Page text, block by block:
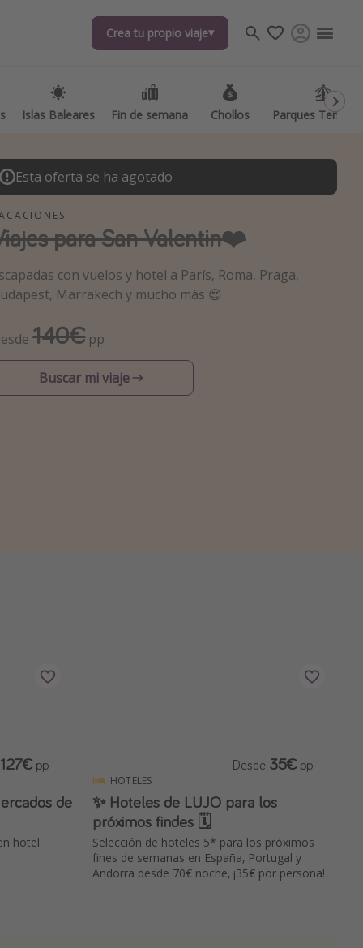
Crea tu propio viaje
Islas Baleares Fin de semana Chollos Parques
Crea tu propio viaje
Islas Baleares Fin de semana Chollos Parques
destinos
Esta oferta se ha agotado
para San Valentin❤️
con vuelos y hotel a París, Roma, Praga,
Marrakech y mucho más 😍
140€ pp
Buscar mi viaje
de
hotel
127€ pp
HOTELES
✨ Hoteles de LUJO para los
próximos findes 🗓️
Selección de hoteles 5* para los próximos
fines de semanas en España, Portugal y
Andorra desde 70€ noche, ¡35€ por persona!
Desde 35€ pp